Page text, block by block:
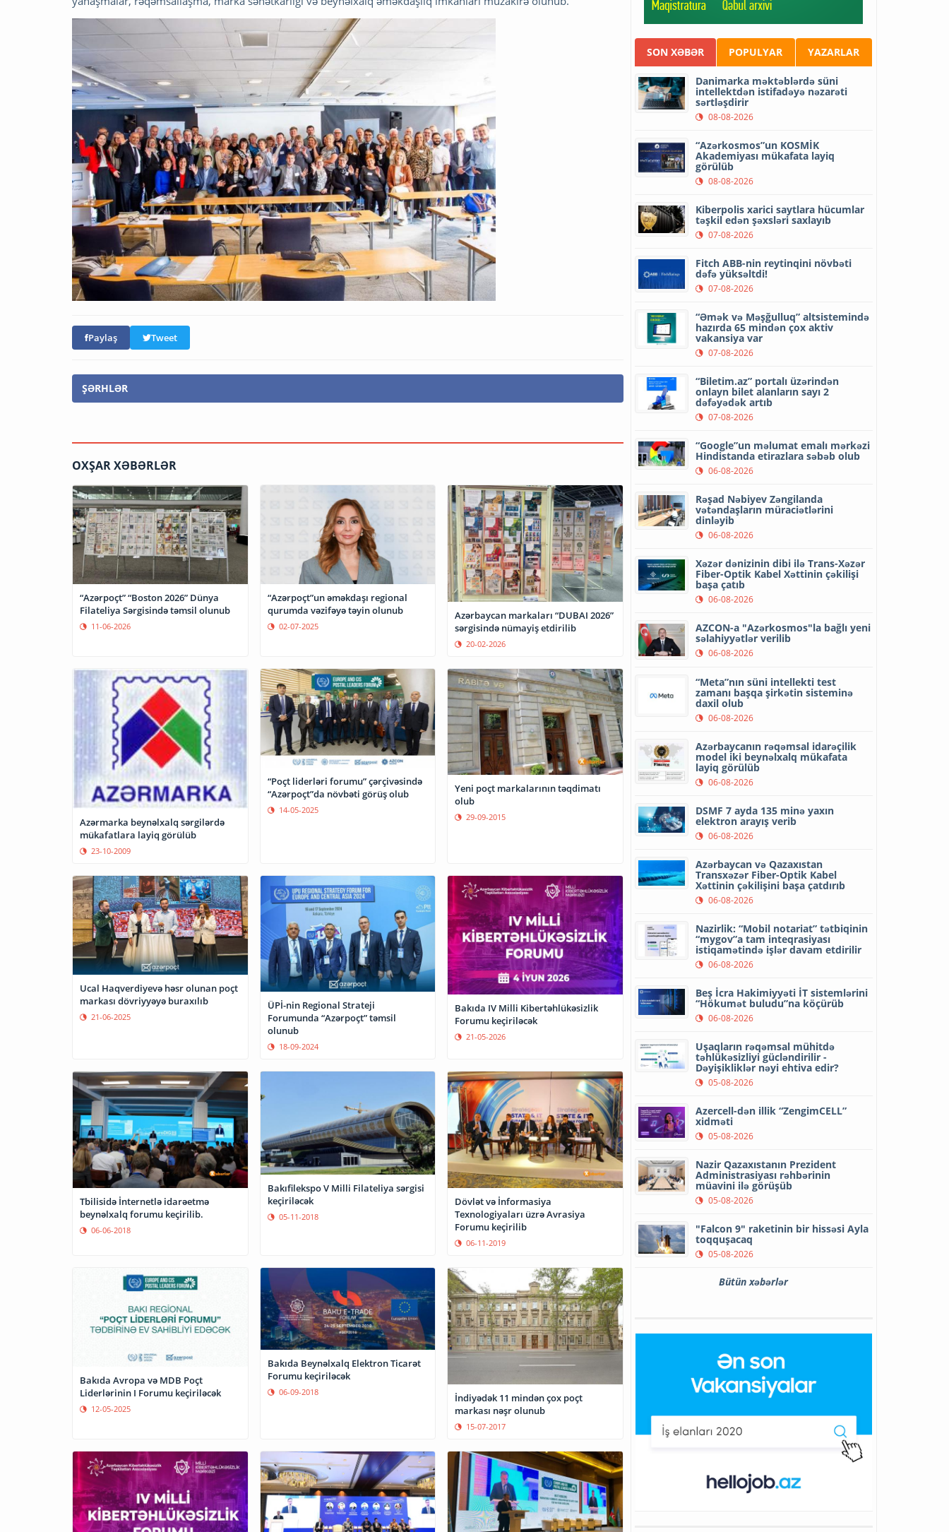
Paylaş Tweet
ŞƏRHLƏR
OXŞAR XƏBƏRLƏR
“Azərpoçt” “Boston 2026” Dünya
Filateliya Sərgisində təmsil olunub
11-06-2026
“Azərpoçt”un əməkdaşı regional
qurumda vəzifəyə təyin olunub
02-07-2025
Azərbaycan markaları “DUBAI 2026”
sərgisində nümayiş etdirilib
20-02-2026
Azərmarka beynəlxalq sərgilərdə
mükafatlara layiq görülüb
23-10-2009
“Poçt liderləri forumu” çərçivəsində
“Azərpoçt”da növbəti görüş olub
14-05-2025
Yeni poçt markalarının təqdimatı
olub
29-09-2015
Ucal Haqverdiyevə həsr olunan poçt
markası dövriyyəyə buraxılıb
21-06-2025
ÜPİ-nin Regional Strateji
Forumunda “Azərpoçt” təmsil
olunub
18-09-2024
Bakıda IV Milli Kibertəhlükəsizlik
Forumu keçiriləcək
21-05-2026
Tbilisidə İnternetlə idarəetmə
beynəlxalq forumu keçirilib.
06-06-2018
Bakıfilekspo V Milli Filateliya sərgisi
keçiriləcək
05-11-2018
Dövlət və İnformasiya
Texnologiyaları üzrə Avrasiya
Forumu keçirilib
06-11-2019
Bakıda Avropa və MDB Poçt
Liderlərinin I Forumu keçiriləcək
12-05-2025
Bakıda Beynəlxalq Elektron Ticarət
Forumu keçiriləcək
06-09-2018
İndiyədək 11 mindən çox poçt
markası nəşr olunub
15-07-2017
SON XƏBƏR POPULYAR YAZARLAR
Danimarka məktəblərdə süni
intellektdən istifadəyə nəzarəti
sərtləşdirir
08-08-2026
“Azərkosmos”un KOSMİK
Akademiyası mükafata layiq
görülüb
08-08-2026
Kiberpolis xarici saytlara hücumlar
təşkil edən şəxsləri saxlayıb
07-08-2026
Fitch ABB-nin reytinqini növbəti
dəfə yüksəltdi!
07-08-2026
“Əmək və Məşğulluq” altsistemində
hazırda 65 mindən çox aktiv
vakansiya var
07-08-2026
“Biletim.az” portalı üzərindən
onlayn bilet alanların sayı 2
dəfəyədək artıb
07-08-2026
“Google”un məlumat emalı mərkəzi
Hindistanda etirazlara səbəb olub
06-08-2026
Rəşad Nəbiyev Zəngilanda
vətəndaşların müraciətlərini
dinləyib
06-08-2026
Xəzər dənizinin dibi ilə Trans-Xəzər
Fiber-Optik Kabel Xəttinin çəkilişi
başa çatıb
06-08-2026
AZCON-a "Azərkosmos"la bağlı yeni
səlahiyyətlər verilib
06-08-2026
“Meta”nın süni intellekti test
zamanı başqa şirkətin sisteminə
daxil olub
06-08-2026
Azərbaycanın rəqəmsal idarəçilik
model iki beynəlxalq mükafata
layiq görülüb
06-08-2026
DSMF 7 ayda 135 minə yaxın
elektron arayış verib
06-08-2026
Azərbaycan və Qazaxıstan
Transxəzər Fiber-Optik Kabel
Xəttinin çəkilişini başa çatdırıb
06-08-2026
Nazirlik: “Mobil notariat” tətbiqinin
“mygov”a tam inteqrasiyası
istiqamətində işlər davam etdirilir
06-08-2026
Beş İcra Hakimiyyəti İT sistemlərini
“Hökumət buludu”na köçürüb
06-08-2026
Uşaqların rəqəmsal mühitdə
təhlükəsizliyi gücləndirilir -
Dəyişikliklər nəyi ehtiva edir?
05-08-2026
Azercell-dən illik “ZengimCELL”
xidməti
05-08-2026
Nazir Qazaxıstanın Prezident
Administrasiyası rəhbərinin
müavini ilə görüşüb
05-08-2026
"Falcon 9" raketinin bir hissəsi Ayla
toqquşacaq
05-08-2026
Bütün xəbərlər